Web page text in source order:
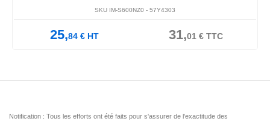
SKU IM-S600NZ0 - 57Y4303
25,84 € HT 31,01 €TTC
Notification : Tous les efforts ont été faits pour s'assurer de l'exactitude des